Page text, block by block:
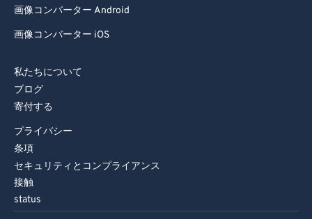
画像コンバーター Android
画像コンバーター iOS
私たちについて
ブログ
寄付する
プライバシー
条項
セキュリティとコンプライアンス
接触
status